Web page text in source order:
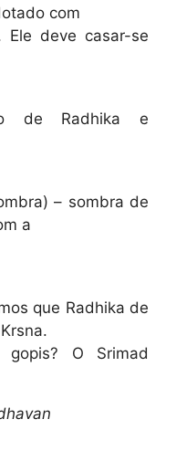
com
deve casar-se
de Radhika e
– sombra de
a
que Radhika de
O Srimad